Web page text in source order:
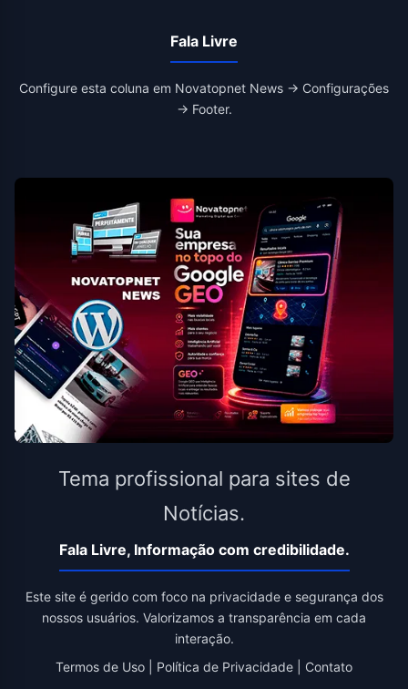
Fala Livre
Configure esta coluna em Novatopnet News → Configurações
→ Footer.
Tema profissional para sites de
Notícias.
Fala Livre, Informação com credibilidade.
Este site é gerido com foco na privacidade e segurança dos
nossos usuários. Valorizamos a transparência em cada
interação.
Termos de Uso
Política de Privacidade Contato